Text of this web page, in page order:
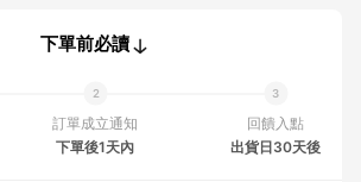
下單前必讀
訂單成立通知
下單後1天內
回饋入點
出貨日30天後